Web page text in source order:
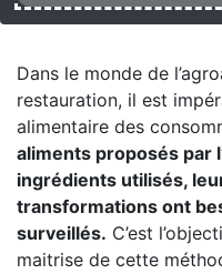
Dans le monde de
restauration, il est
alimentaire des
aliments proposés par
ingrédients utilisés,
transformations ont
surveillés. C’est
maitrise de cette